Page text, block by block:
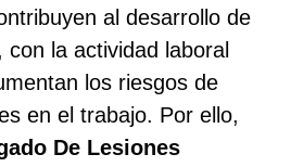
al desarrollo de
la actividad laboral
los riesgos de
en el trabajo. Por ello,
De Lesiones